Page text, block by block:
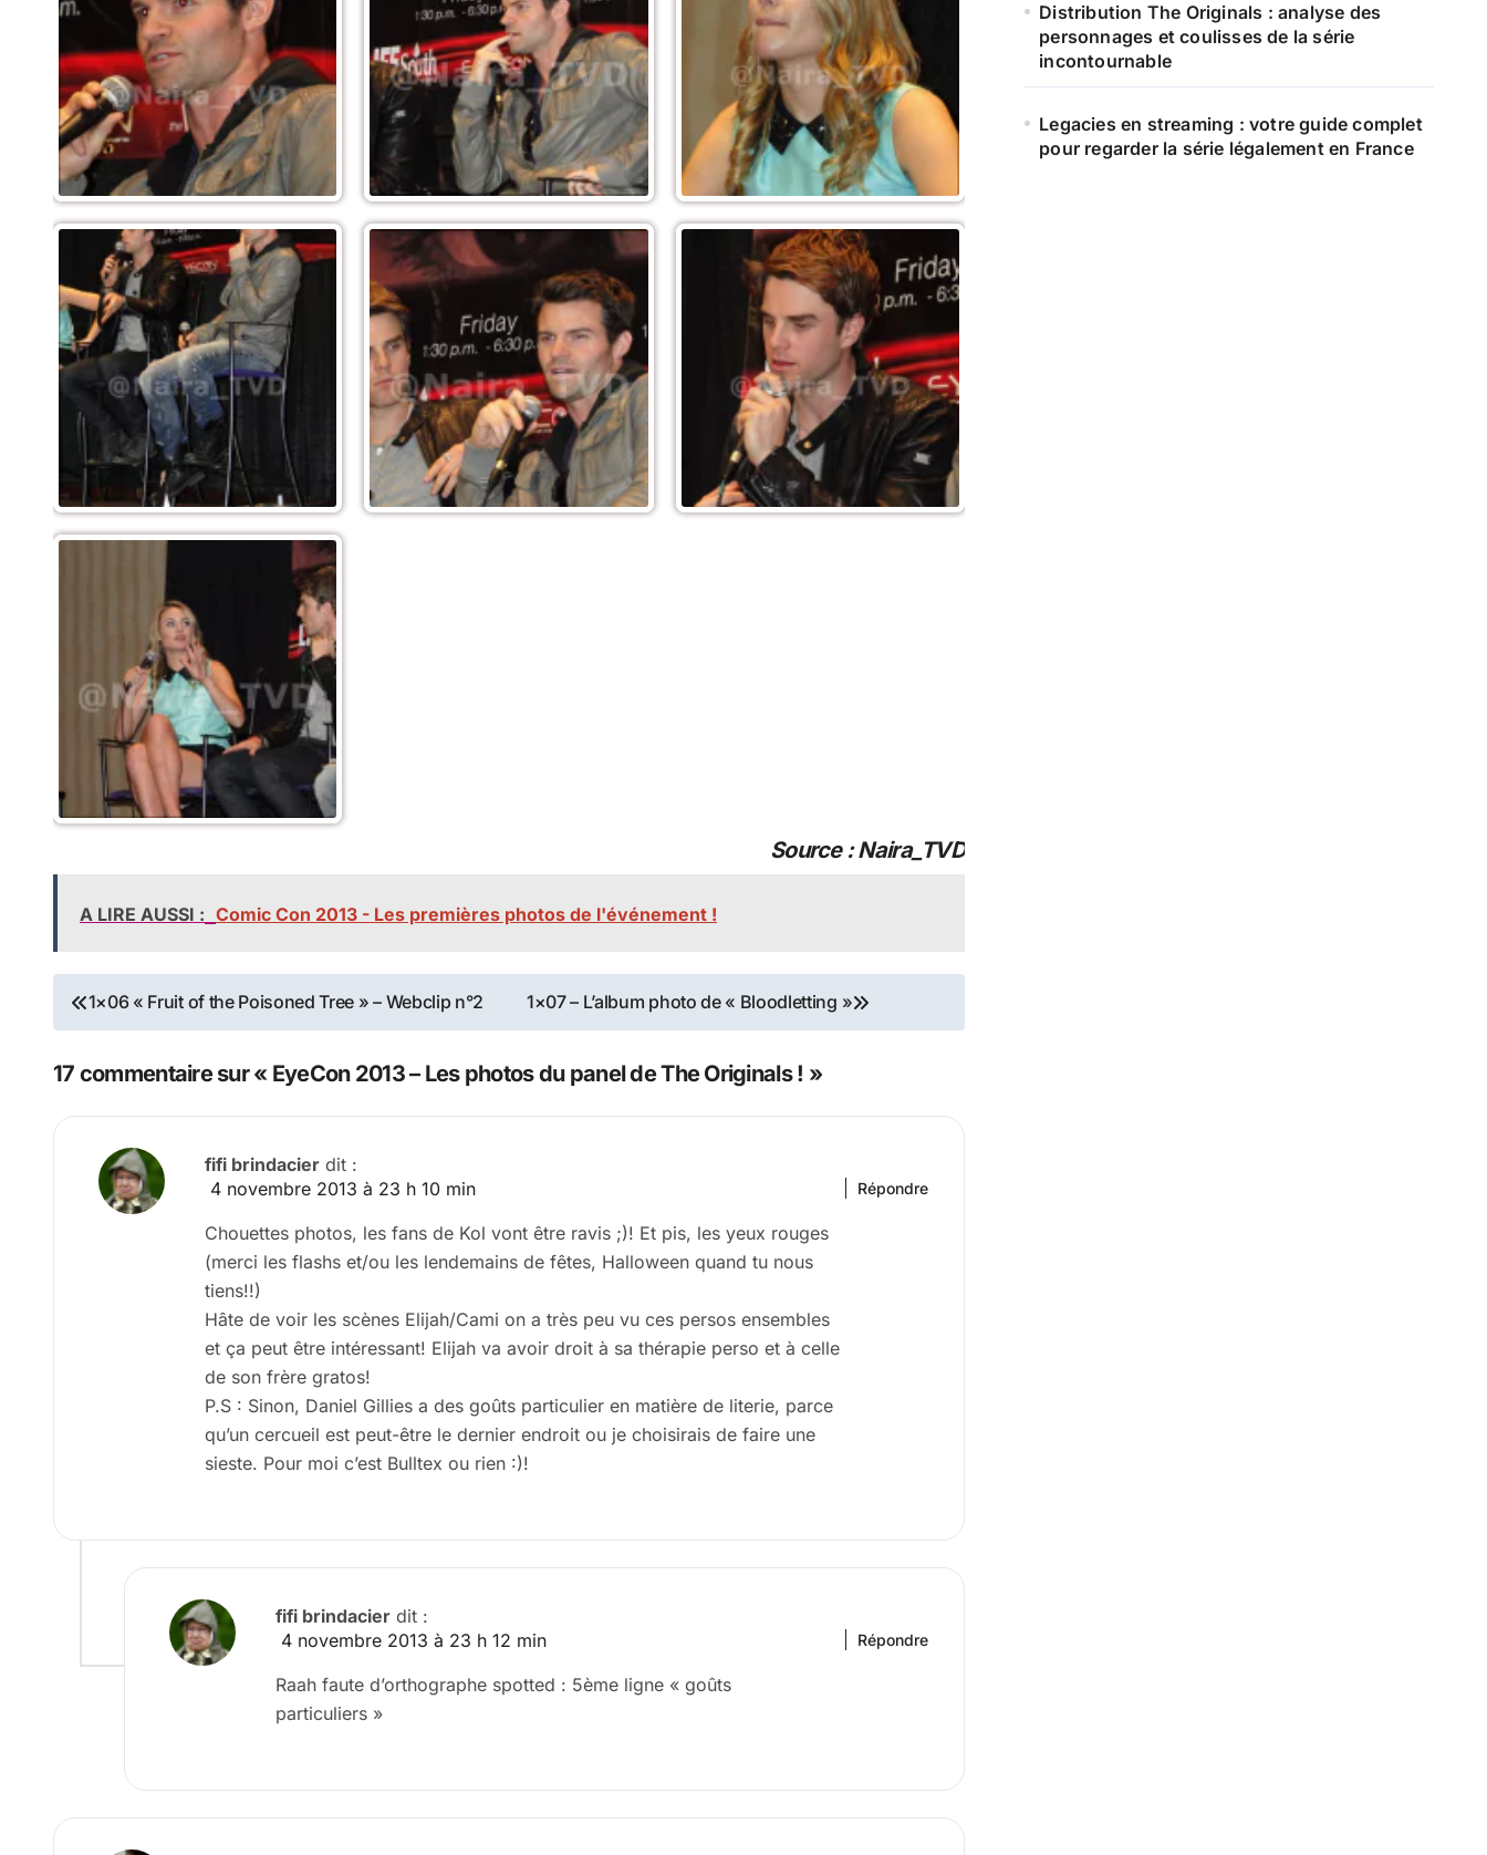
Source : Naira_TVD
A LIRE AUSSI : Comic Con 2013 - Les premières photos de l'événement !
Navigation
l’article
1×06 « Fruit of the Poisoned Tree » – Webclip n°2 1×07 – L’album photo de « Bloodletting »
17 commentaire sur « EyeCon 2013 – Les photos du panel de The Originals ! »
fifi brindacier dit :
4 novembre 2013 à 23 h 10 min
Chouettes photos, les fans de Kol vont être ravis ;)! Et pis, les yeux rouges
(merci les flashs et/ou les lendemains de fêtes, Halloween quand tu nous
tiens!!)
Hâte de voir les scènes Elijah/Cami on a très peu vu ces persos ensembles
et ça peut être intéressant! Elijah va avoir droit à sa thérapie perso et à celle
de son frère gratos!
P.S : Sinon, Daniel Gillies a des goûts particulier en matière de literie, parce
qu’un cercueil est peut-être le dernier endroit ou je choisirais de faire une
sieste. Pour moi c’est Bulltex ou rien :)!
Répondre
fifi brindacier dit :
4 novembre 2013 à 23 h 12 min
Raah faute d’orthographe spotted : 5ème ligne « goûts
particuliers »
Répondre
Distribution The Originals : analyse des
personnages et coulisses de la série
incontournable
Legacies en streaming : votre guide complet
pour regarder la série légalement en France